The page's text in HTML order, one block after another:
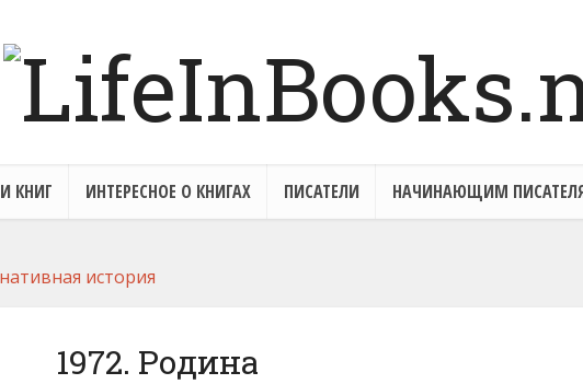
КНИГ ИНТЕРЕСНОЕ О КНИГАХ ПИСАТЕЛИ НАЧИНАЮЩИМ
история
1972. Родина